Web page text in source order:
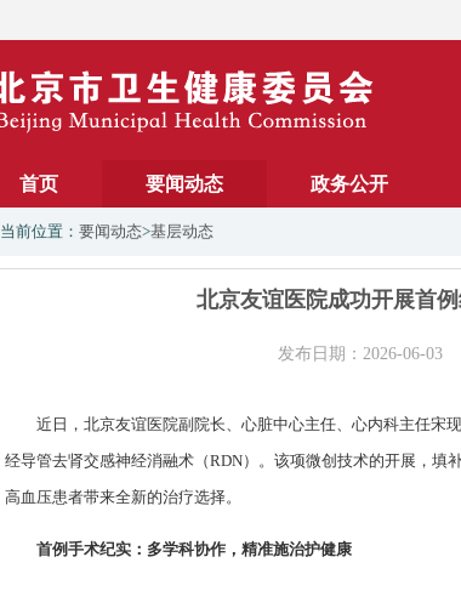
首页 要闻动态 政务公开
当前位置： 要闻动态>基层动态
北京友谊医院成功开展首
发布日期：2026-06-03
近日，北京友谊医院副院长、心脏中心主任、心内科主任宋
经导管去肾交感神经消融术（RDN）。该项微创技术的开展，
高血压患者带来全新的治疗选择。
首例手术纪实：多学科协作，精准施治护健康